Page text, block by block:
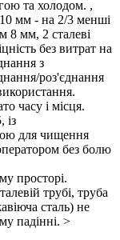
та холодом. ,
10 мм - на 2/3 менші
8 мм, 2 сталеві
без витрат на
з
роз'єднання
часу і місця.
із
для чищення
без болю
просторі.
трубі, труба
сталь) не
падінні. >